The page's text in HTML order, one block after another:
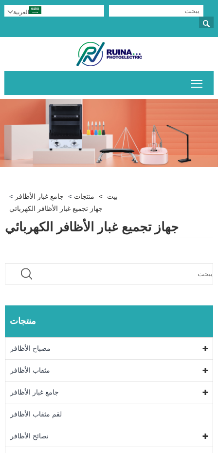

العربية
بيت > منتجات > جامع غبار الأظافر >
جهاز تجميع غبار الأظافر الكهربائي
جهاز تجميع غبار الأظافر الكهربائي
منتجات
مصباح الأظافر
مثقاب الأظافر
جامع غبار الأظافر
لقم مثقاب الأظافر
نصائح الأظافر